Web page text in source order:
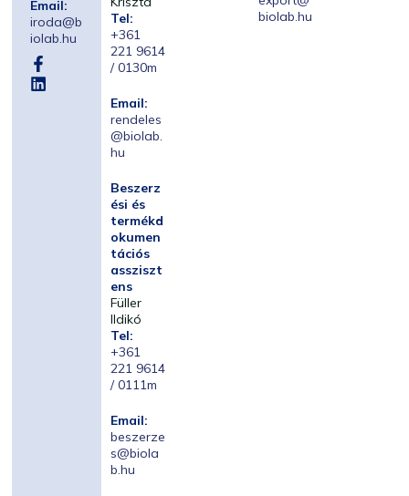
Email:
iroda@b
iolab.hu
Tel:
+361
221 9614
/ 0130m
Email:
rendeles
@biolab.
hu
Beszerz
ési és
termékd
okumen
tációs
assziszt
ens
Füller
Ildikó
Tel:
+361
221 9614
/ 0111m
Email:
beszerze
s@biola
b.hu
biolab.hu